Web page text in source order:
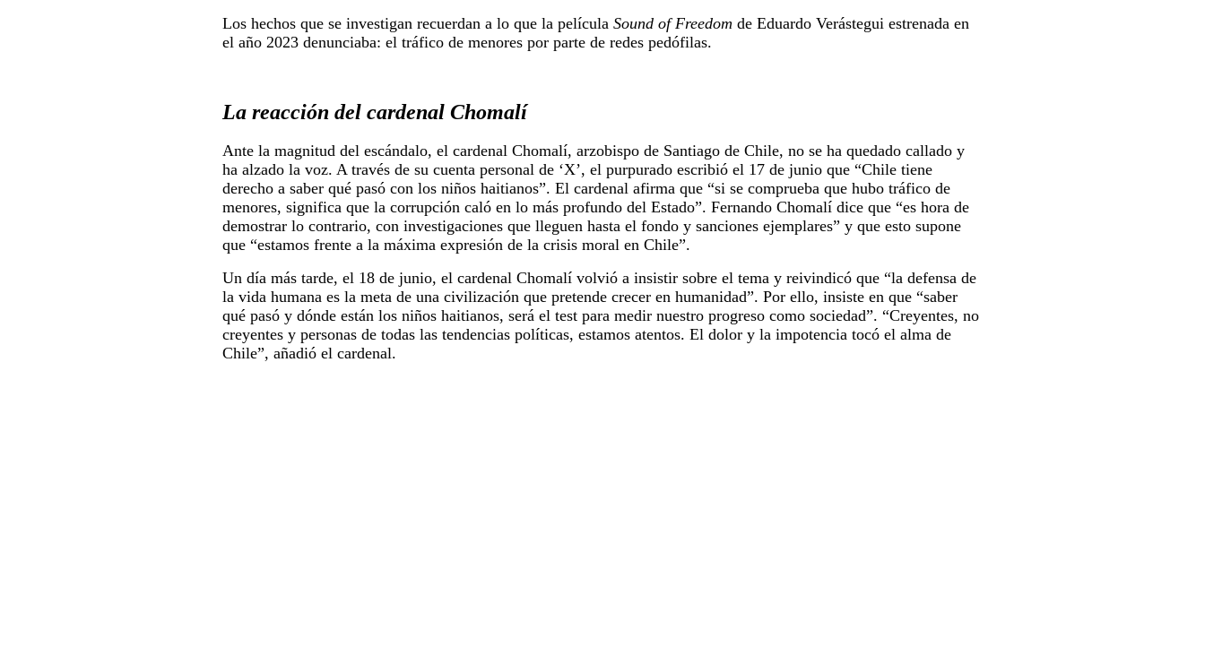
Los hechos que se investigan recuerdan a lo que la película Sound of Freedom de Eduardo Verástegui estrenada en
el año 2023 denunciaba: el tráfico de menores por parte de redes pedófilas.
La reacción del cardenal Chomalí
Ante la magnitud del escándalo, el cardenal Chomalí, arzobispo de Santiago de Chile, no se ha quedado callado y
ha alzado la voz. A través de su cuenta personal de ‘X’, el purpurado escribió el 17 de junio que “Chile tiene
derecho a saber qué pasó con los niños haitianos”. El cardenal afirma que “si se comprueba que hubo tráfico de
menores, significa que la corrupción caló en lo más profundo del Estado”. Fernando Chomalí dice que “es hora de
demostrar lo contrario, con investigaciones que lleguen hasta el fondo y sanciones ejemplares” y que esto supone
que “estamos frente a la máxima expresión de la crisis moral en Chile”.
Un día más tarde, el 18 de junio, el cardenal Chomalí volvió a insistir sobre el tema y reivindicó que “la defensa de
la vida humana es la meta de una civilización que pretende crecer en humanidad”. Por ello, insiste en que “saber
qué pasó y dónde están los niños haitianos, será el test para medir nuestro progreso como sociedad”. “Creyentes, no
creyentes y personas de todas las tendencias políticas, estamos atentos. El dolor y la impotencia tocó el alma de
Chile”, añadió el cardenal.